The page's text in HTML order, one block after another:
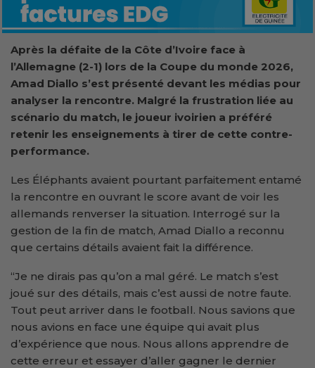
Après la défaite de la Côte d’Ivoire face à
l’Allemagne (2-1) lors de la Coupe du monde 2026,
Amad Diallo s’est présenté devant les médias pour
analyser la rencontre. Malgré la frustration liée au
scénario du match, le joueur ivoirien a préféré
retenir les enseignements à tirer de cette contre-
performance.
Les Éléphants avaient pourtant parfaitement entamé
la rencontre en ouvrant le score avant de voir les
allemands renverser la situation. Interrogé sur la
gestion de la fin de match, Amad Diallo a reconnu
que certains détails avaient fait la différence.
“Je ne dirais pas qu’on a mal géré. Le match s’est
joué sur des détails, mais c’est aussi de notre faute.
Tout peut arriver dans le football. Nous savions que
nous avions en face une équipe qui avait plus
d’expérience que nous. Nous allons apprendre de
cette erreur et essayer d’aller gagner le dernier